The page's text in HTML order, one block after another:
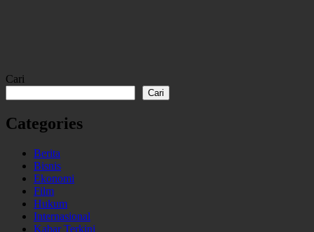
Cari
Cari
Categories
Berita
Bisnis
Ekonomi
Film
Hukum
Internasional
Kabar Terkini